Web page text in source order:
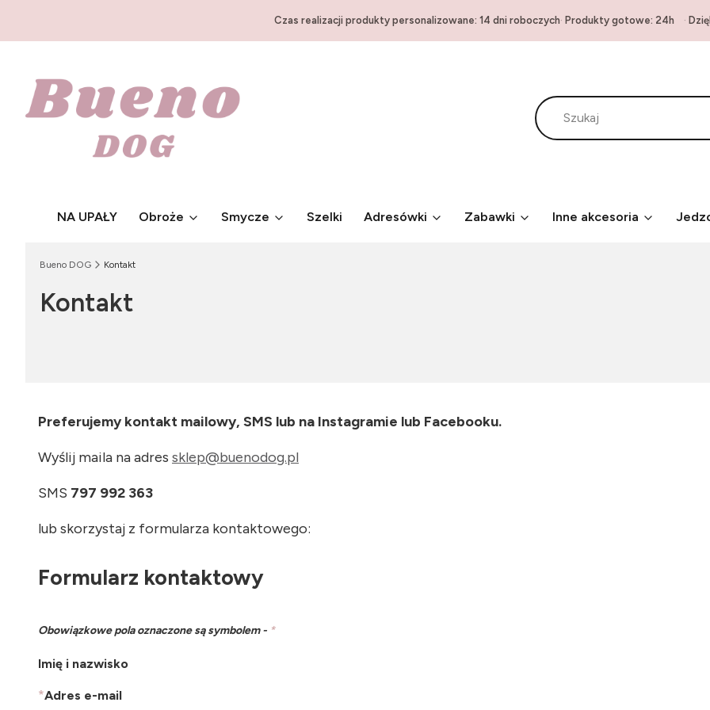
Czas realizacji produkty personalizowane: 14 dni roboczych· Produkty gotowe: 24h ·
NA UPAŁY Obroże Smycze Szelki Adresówki Zabawki Inne akcesoria
Bueno DOG Kontakt
Kontakt
Preferujemy kontakt mailowy, SMS lub na Instagramie lub Facebooku.
Wyślij maila na adres sklep@buenodog.pl
SMS 797 992 363
lub skorzystaj z formularza kontaktowego:
Formularz kontaktowy
Obowiązkowe pola oznaczone są symbolem - *
Imię i nazwisko
*Adres e-mail